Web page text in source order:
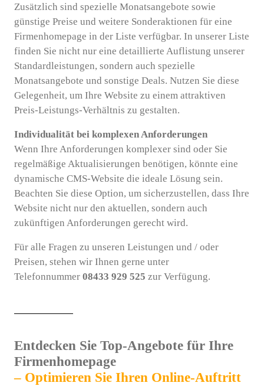
Zusätzlich sind spezielle Monatsangebote sowie
günstige Preise und weitere Sonderaktionen für eine
Firmenhomepage in der Liste verfügbar. In unserer Liste
finden Sie nicht nur eine detaillierte Auflistung unserer
Standardleistungen, sondern auch spezielle
Monatsangebote und sonstige Deals. Nutzen Sie diese
Gelegenheit, um Ihre Website zu einem attraktiven
Preis-Leistungs-Verhältnis zu gestalten.
Individualität bei komplexen Anforderungen
Wenn Ihre Anforderungen komplexer sind oder Sie
regelmäßige Aktualisierungen benötigen, könnte eine
dynamische CMS-Website die ideale Lösung sein.
Beachten Sie diese Option, um sicherzustellen, dass Ihre
Website nicht nur den aktuellen, sondern auch
zukünftigen Anforderungen gerecht wird.
Für alle Fragen zu unseren Leistungen und / oder
Preisen, stehen wir Ihnen gerne unter
Telefonnummer 08433 929 525 zur Verfügung.
Entdecken Sie Top-Angebote für Ihre
Firmenhomepage
– Optimieren Sie Ihren Online-Auftritt